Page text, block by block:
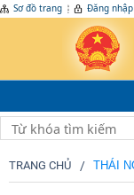
Sơ đồ trang Đăng nhập
TRANG CHỦ THÁI